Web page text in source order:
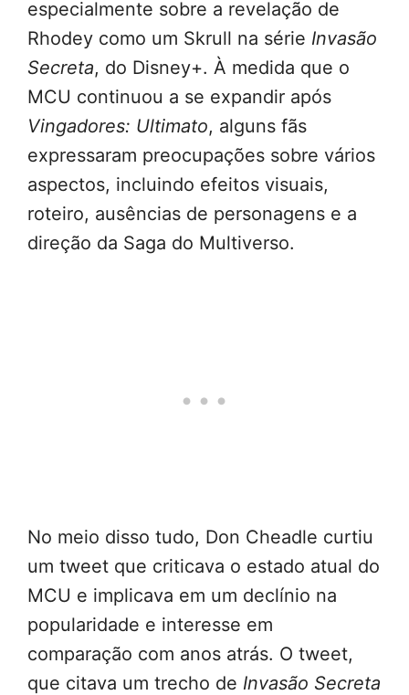
especialmente sobre a revelação de
Rhodey como um Skrull na série Invasão
Secreta, do Disney+. À medida que o
MCU continuou a se expandir após
Vingadores: Ultimato, alguns fãs
expressaram preocupações sobre vários
aspectos, incluindo efeitos visuais,
roteiro, ausências de personagens e a
direção da Saga do Multiverso.
No meio disso tudo, Don Cheadle curtiu
um tweet que criticava o estado atual do
MCU e implicava em um declínio na
popularidade e interesse em
comparação com anos atrás. O tweet,
que citava um trecho de Invasão Secreta